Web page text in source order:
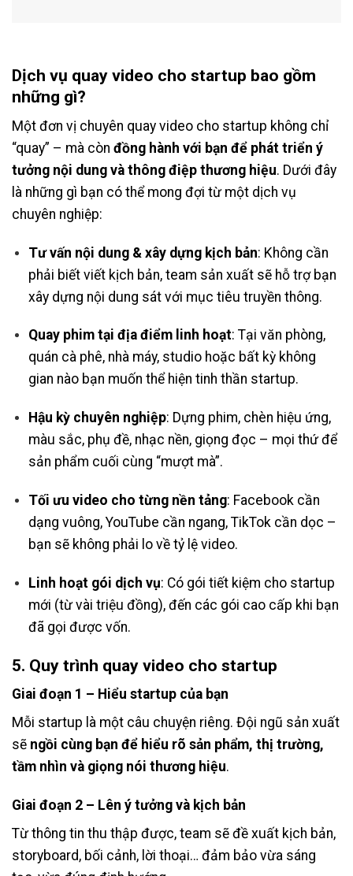
Dịch vụ quay video cho startup bao gồm
những gì?
Một đơn vị chuyên quay video cho startup không chỉ
“quay” – mà còn đồng hành với bạn để phát triển ý
tưởng nội dung và thông điệp thương hiệu. Dưới đây
là những gì bạn có thể mong đợi từ một dịch vụ
chuyên nghiệp:
Tư vấn nội dung & xây dựng kịch bản: Không cần
phải biết viết kịch bản, team sản xuất sẽ hỗ trợ bạn
xây dựng nội dung sát với mục tiêu truyền thông.
Quay phim tại địa điểm linh hoạt: Tại văn phòng,
quán cà phê, nhà máy, studio hoặc bất kỳ không
gian nào bạn muốn thể hiện tinh thần startup.
Hậu kỳ chuyên nghiệp: Dựng phim, chèn hiệu ứng,
màu sắc, phụ đề, nhạc nền, giọng đọc – mọi thứ để
sản phẩm cuối cùng “mượt mà”.
Tối ưu video cho từng nền tảng: Facebook cần
dạng vuông, YouTube cần ngang, TikTok cần dọc –
bạn sẽ không phải lo về tỷ lệ video.
Linh hoạt gói dịch vụ: Có gói tiết kiệm cho startup
mới (từ vài triệu đồng), đến các gói cao cấp khi bạn
đã gọi được vốn.
5. Quy trình quay video cho startup
Giai đoạn 1 – Hiểu startup của bạn
Mỗi startup là một câu chuyện riêng. Đội ngũ sản xuất
sẽ ngồi cùng bạn để hiểu rõ sản phẩm, thị trường,
tầm nhìn và giọng nói thương hiệu.
Giai đoạn 2 – Lên ý tưởng và kịch bản
Từ thông tin thu thập được, team sẽ đề xuất kịch bản,
storyboard, bối cảnh, lời thoại… đảm bảo vừa sáng